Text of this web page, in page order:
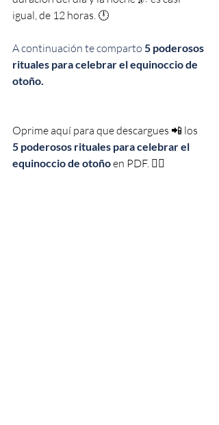
igual, de 12 horas. 🕛
A continuación te comparto 5 poderosos
rituales para celebrar el equinoccio de
otoño.
Oprime aquí para que descargues 📲 los
5 poderosos rituales para celebrar el
equinoccio de otoño en PDF. 👇🏼